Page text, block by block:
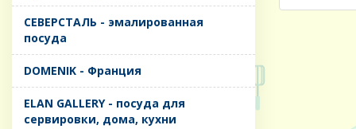
CЕВЕРСТАЛЬ - эмалированная
посуда
DOMENIK - Франция
ELAN GALLERY - посуда для
сервировки, дома, кухни